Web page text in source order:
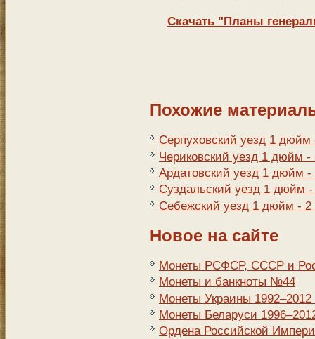
Скачать "Планы
Похожие
Серпуховский уезд 1 дюйм
Чериковский уезд 1 дюйм -
Ардатовский уезд 1 дюйм -
Суздальский уезд 1 дюйм
Себежский уезд 1 дюйм - 2
Новое на сайте
Монеты РСФСР, СССР и
Монеты и банкноты №44
Монеты Украины 1992–2012
Монеты Беларуси
Ордена Российской